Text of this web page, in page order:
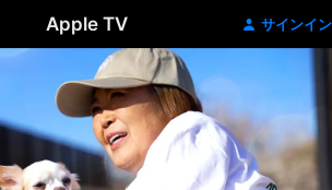
Apple TV サインイン